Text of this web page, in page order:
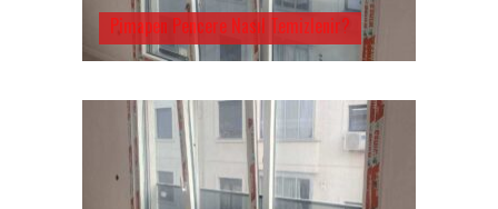
Pimapen Pencere Nasıl Temizlenir?